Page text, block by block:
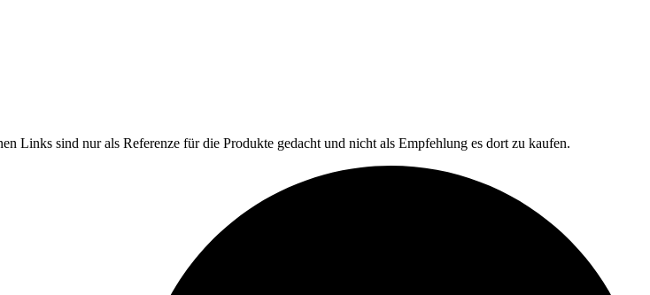
Links sind nur als Referenze für die Produkte gedacht und nicht als Empfehlung es dort zu kaufen.